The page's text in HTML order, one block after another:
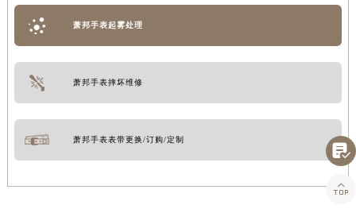
萧邦手表起雾处理
萧邦手表摔坏维修
萧邦手表表带更换/订购/定制

